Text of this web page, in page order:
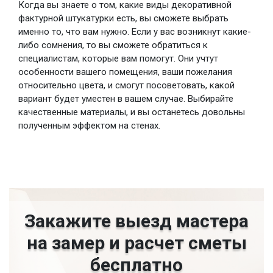
Когда вы знаете о том, какие виды декоративной
фактурной штукатурки есть, вы сможете выбрать
именно то, что вам нужно. Если у вас возникнут какие-
либо сомнения, то вы сможете обратиться к
специалистам, которые вам помогут. Они учтут
особенности вашего помещения, ваши пожелания
относительно цвета, и смогут посоветовать, какой
вариант будет уместен в вашем случае. Выбирайте
качественные материалы, и вы останетесь довольны
полученным эффектом на стенах.
Закажите выезд мастера
на замер и расчет сметы
бесплатно